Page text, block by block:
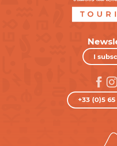
I
+33 (0)5